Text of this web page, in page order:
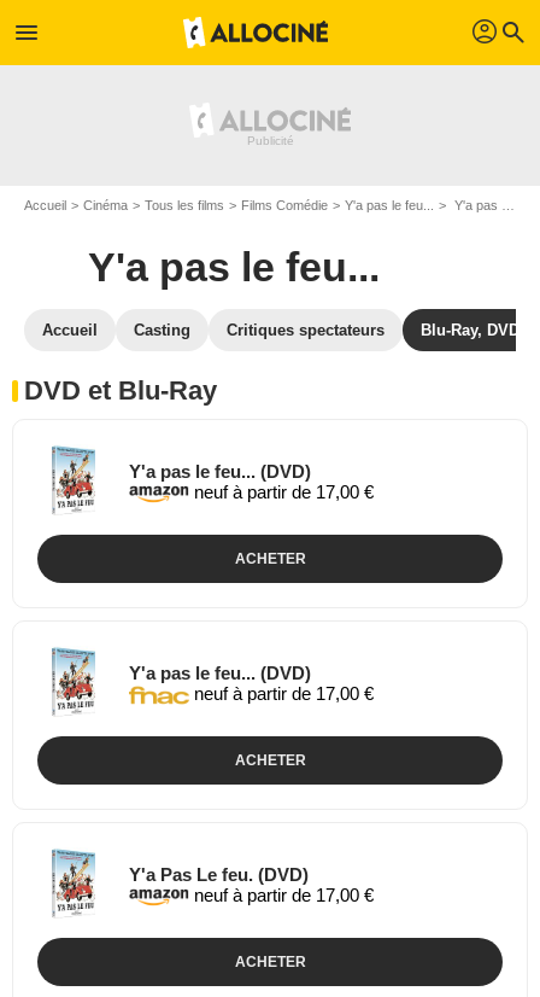
menu profil search
Accueil Cinéma Tous les films Films Comédie Y'a pas le feu... Y'a pas le feu... en DVD Blu Ray
Y'a pas le feu...
Accueil Casting Critiques spectateurs Blu-Ray, DVD
DVD et Blu-Ray
Y'a pas le feu... (DVD)
neuf à partir de 17,00 €
ACHETER
Y'a pas le feu... (DVD)
neuf à partir de 17,00 €
ACHETER
Y'a Pas Le feu. (DVD)
neuf à partir de 17,00 €
ACHETER